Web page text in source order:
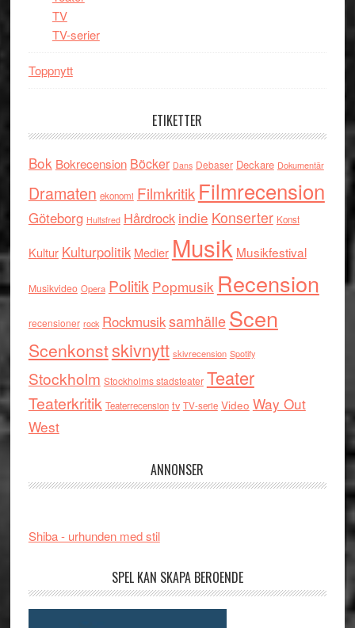
TV
TV-serier
Toppnytt
ETIKETTER
Bok Bokrecension Böcker Dans Debaser Deckare Dokumentär
Dramaten ekonomi Filmkritik Filmrecension
Göteborg Hultsfred Hårdrock indie Konserter Konst
Kultur Kulturpolitik Medier Musik Musikfestival
Musikvideo Opera Politik Popmusik Recension
recensioner rock RockmusiksamhälleScen
Scenkonstskivnytt skivrecension Spotify
Stockholm Stockholms stadsteater Teater
Teaterkritik Teaterrecension tv TV-serie Video Way Out
West
ANNONSER
Shiba - urhunden med stil
SPEL KAN SKAPA BEROENDE